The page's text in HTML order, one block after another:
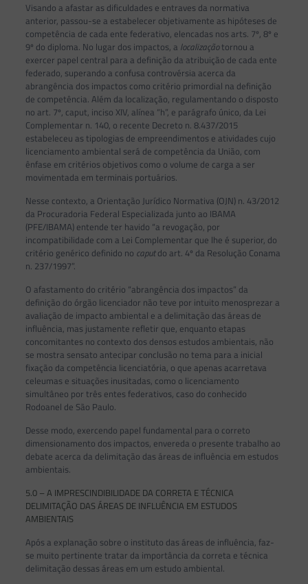
Visando a afastar as dificuldades e entraves da normativa
anterior, passou-se a estabelecer objetivamente as hipóteses de
competência de cada ente federativo, elencadas nos arts. 7º, 8º e
9º do diploma. No lugar dos impactos, a localizaçãotornou a
exercer papel central para a definição da atribuição de cada ente
federado, superando a confusa controvérsia acerca da
abrangência dos impactos como critério primordial na definição
de competência. Além da localização, regulamentando o disposto
no art. 7º, caput, inciso XIV, alínea “h”, e parágrafo único, da Lei
Complementar n. 140, o recente Decreto n. 8.437/2015
estabeleceu as tipologias de empreendimentos e atividades cujo
licenciamento ambiental será de competência da União, com
ênfase em critérios objetivos como o volume de carga a ser
movimentada em terminais portuários.
Nesse contexto, a Orientação Jurídico Normativa (OJN) n. 43/2012
da Procuradoria Federal Especializada junto ao IBAMA
(PFE/IBAMA) entende ter havido “a revogação, por
incompatibilidade com a Lei Complementar que lhe é superior, do
critério genérico definido no caputdo art. 4º da Resolução Conama
n. 237/1997”.
O afastamento do critério “abrangência dos impactos” da
definição do órgão licenciador não teve por intuito menosprezar a
avaliação de impacto ambiental e a delimitação das áreas de
influência, mas justamente refletir que, enquanto etapas
concomitantes no contexto dos densos estudos ambientais, não
se mostra sensato antecipar conclusão no tema para a inicial
fixação da competência licenciatória, o que apenas acarretava
celeumas e situações inusitadas, como o licenciamento
simultâneo por três entes federativos, caso do conhecido
Rodoanel de São Paulo.
Desse modo, exercendo papel fundamental para o correto
dimensionamento dos impactos, envereda o presente trabalho ao
debate acerca da delimitação das áreas de influência em estudos
ambientais.
5.0 – A IMPRESCINDIBILIDADE DA CORRETA E TÉCNICA
DELIMITAÇÃO DAS ÁREAS DE INFLUÊNCIA EM ESTUDOS
AMBIENTAIS
Após a explanação sobre o instituto das áreas de influência, faz-
se muito pertinente tratar da importância da correta e técnica
delimitação dessas áreas em um estudo ambiental.